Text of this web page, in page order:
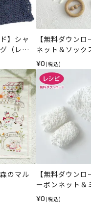
】シャ
（レシ
【無料ダウン
ネット＆ソック
パレット＞（レ
¥0 (税込)
のマル
【無料ダウン
ーボンネット＆
シピ）
¥0 (税込)